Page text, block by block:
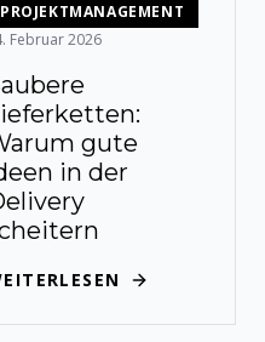
PROJEKTMANAGEMENT
Februar 2026
gute
in der